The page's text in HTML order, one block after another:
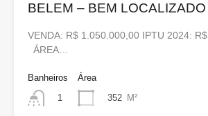
BELEM – BEM LOCALIZADO
VENDA: R$ 1.050.000,00 IPTU 2024:
ÁREA…
Banheiros
1
Área
352 M²